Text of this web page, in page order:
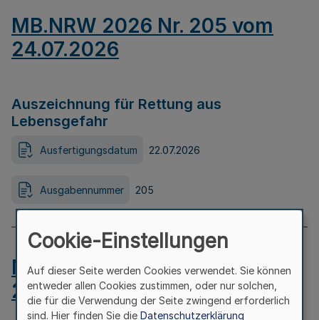
MB.NRW 2026 Nr. 205 vom
24.07.2026
Auszeichnung für Rettung aus
Lebensgefahr
Ausfertigungsdatum 22.07.2026
Ausgabennummer 205
MB.NRW 2026 Nr. 204 vom
24.07.2026
Cookie-Einstellungen
Auf dieser Seite werden Cookies verwendet. Sie können
entweder allen Cookies zustimmen, oder nur solchen,
die für die Verwendung der Seite zwingend erforderlich
sind. Hier finden Sie die Datenschutzerklärung